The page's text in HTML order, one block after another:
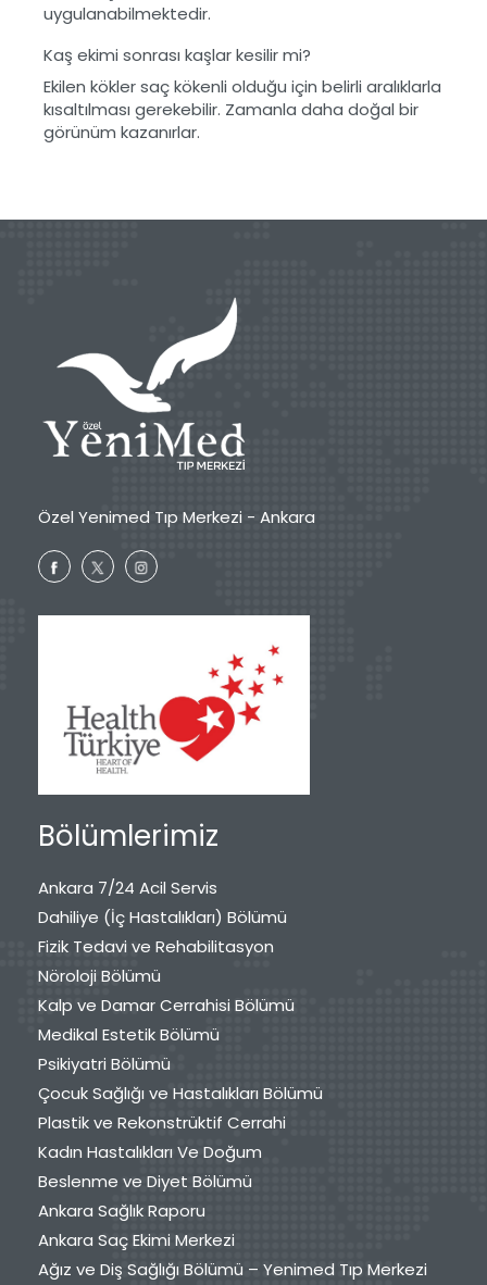
uygulanabilmektedir.
Kaş ekimi sonrası kaşlar kesilir mi?
Ekilen kökler saç kökenli olduğu için belirli aralıklarla
kısaltılması gerekebilir. Zamanla daha doğal bir
görünüm kazanırlar.
Özel Yenimed Tıp Merkezi - Ankara
Bölümlerimiz
Ankara 7/24 Acil Servis
Dahiliye (İç Hastalıkları) Bölümü
Fizik Tedavi ve Rehabilitasyon
Nöroloji Bölümü
Kalp ve Damar Cerrahisi Bölümü
Medikal Estetik Bölümü
Psikiyatri Bölümü
Çocuk Sağlığı ve Hastalıkları Bölümü
Plastik ve Rekonstrüktif Cerrahi
Kadın Hastalıkları Ve Doğum
Beslenme ve Diyet Bölümü
Ankara Sağlık Raporu
Ankara Saç Ekimi Merkezi
Ağız ve Diş Sağlığı Bölümü – Yenimed Tıp Merkezi